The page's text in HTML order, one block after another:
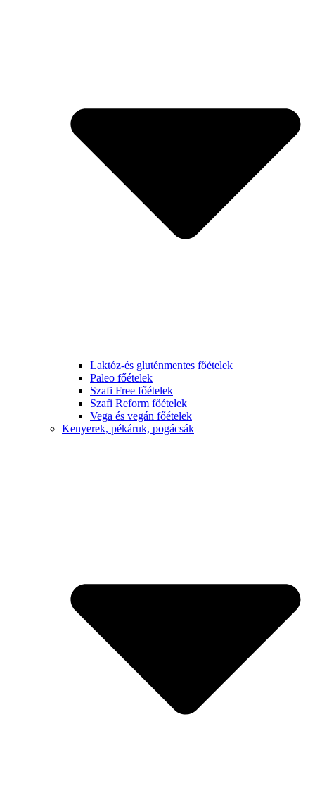
Laktóz-és gluténmentes főételek
Paleo főételek
Szafi Free főételek
Szafi Reform főételek
Vega és vegán főételek
Kenyerek, pékáruk, pogácsák